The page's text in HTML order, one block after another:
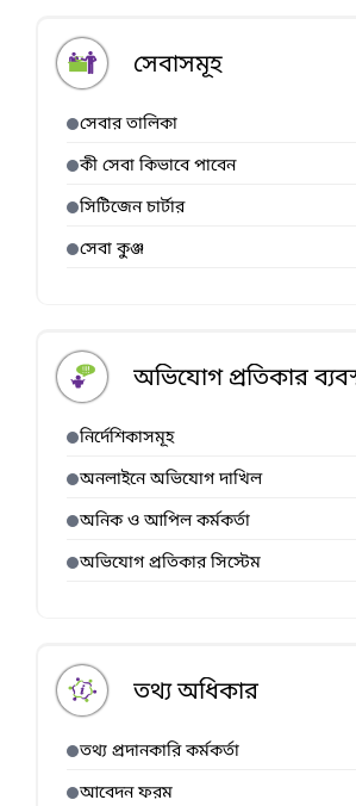
সেবাসমূহ
সেবার তালিকা
কী সেবা কিভাবে পাবেন
সিটিজেন চার্টার
সেবা কুঞ্জ
অভিযোগ প্রতিকার
নির্দেশিকাসমূহ
অনলাইনে অভিযোগ দাখিল
অনিক ও আপিল কর্মকর্তা
অভিযোগ প্রতিকার সিস্টেম
তথ্য অধিকার
তথ্য প্রদানকারি কর্মকর্তা
আবেদন ফরম